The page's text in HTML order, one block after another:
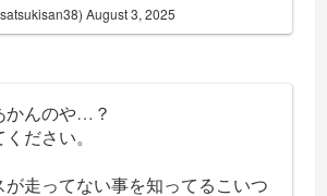
August 3, 2025
かんのや…？
ださい。
走ってない事を知ってるこいつ